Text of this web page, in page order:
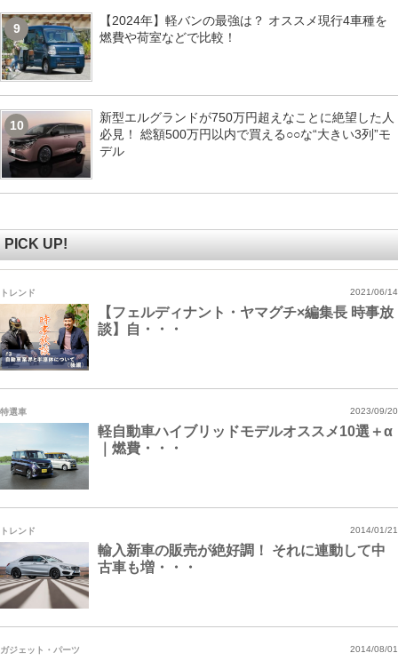
9
【2024年】軽バンの最強は？ オススメ現行4車種を
燃費や荷室などで比較！
10
新型エルグランドが750万円超えなことに絶望した人
必見！ 総額500万円以内で買える○○な“大きい3列”モ
デル
PICK UP!
トレンド
【フェルディナント・ヤマグチ×編集長 時事放
談】自・・・
2021/06/14
特選車
軽自動車ハイブリッドモデルオススメ10選＋α
｜燃費・・・
2023/09/20
トレンド
輸入新車の販売が絶好調！ それに連動して中
古車も増・・・
2014/01/21
ガジェット・パーツ 2014/08/01